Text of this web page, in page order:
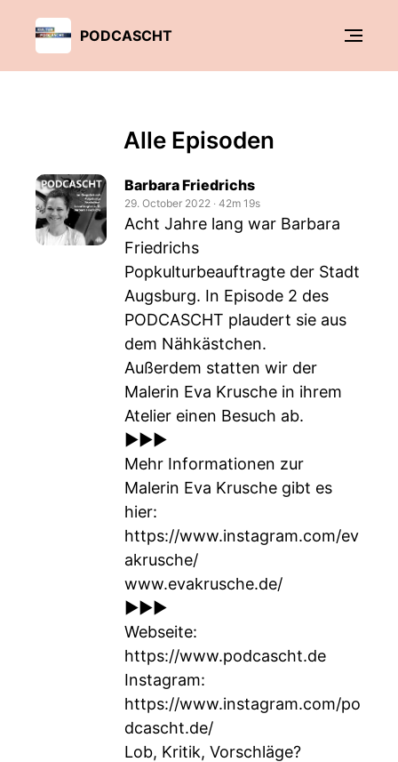
PODCASCHT
Alle Episoden
Barbara Friedrichs
29. October 2022 ‧ 42m 19s
Acht Jahre lang war Barbara
Friedrichs
Popkulturbeauftragte der Stadt
Augsburg. In Episode 2 des
PODCASCHT plaudert sie aus
dem Nähkästchen.
Außerdem statten wir der
Malerin Eva Krusche in ihrem
Atelier einen Besuch ab.
►►►
Mehr Informationen zur
Malerin Eva Krusche gibt es
hier:
https://www.instagram.com/ev
akrusche/
www.evakrusche.de/
►►►
Webseite:
https://www.podcascht.de
Instagram:
https://www.instagram.com/po
dcascht.de/
Lob, Kritik, Vorschläge?